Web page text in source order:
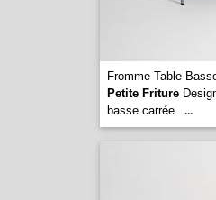
Fromme Table
Petite Friture
basse carrée
...